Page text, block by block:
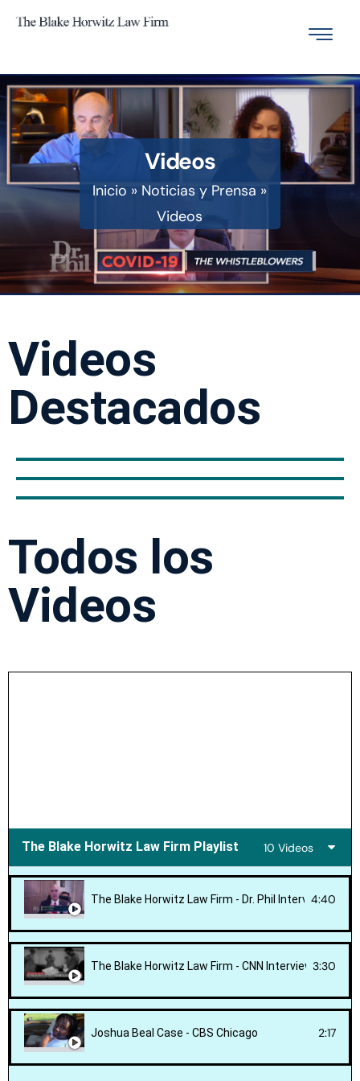
Videos
Inicio » Noticias y Prensa »
Videos
Videos
Destacados
Todos los
Videos
The Blake Horwitz Law Firm Playlist 10 Videos
The Blake Horwitz Law Firm - Dr. Phil Interview
4:40
The Blake Horwitz Law Firm - CNN Interview3:30
Joshua Beal Case - CBS Chicago 2:17